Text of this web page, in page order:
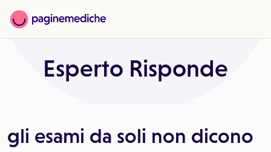
Esperto Risponde
gli esami da soli non dicono